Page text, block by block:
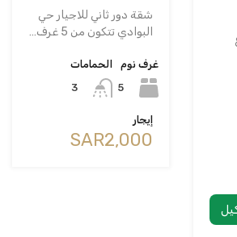
شقة دور ثاني للاجيار حي
البوادي تتكون من 5 غرف…
غرف نوم
5
الحمامات
3
إيجار
‪SAR2,000